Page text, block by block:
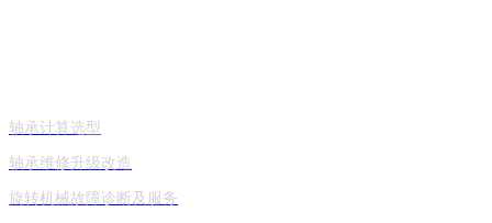
轴承计算选型
轴承维修升级改造
旋转机械故障诊断及服务